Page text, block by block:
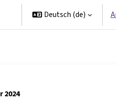
Deutsch ‎(de)‎
2024